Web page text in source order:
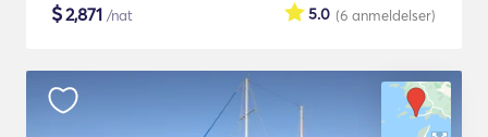
$2,871 /nat (6 anmeldelser)
5.0